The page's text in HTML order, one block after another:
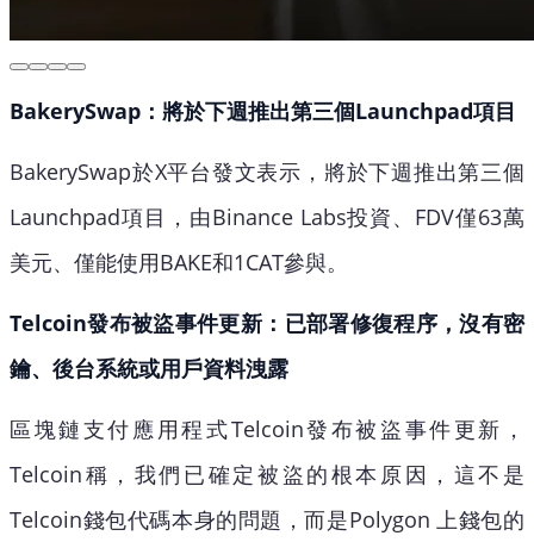
BakerySwap：將於下週推出第三個Launchpad項目
BakerySwap於X平台發文表示，將於下週推出第三個
Launchpad項目，由Binance Labs投資、FDV僅63萬
美元、僅能使用BAKE和1CAT參與。
Telcoin發布被盜事件更新：已部署修復程序，沒有密
鑰、後台系統或用戶資料洩露
區塊鏈支付應用程式Telcoin發布被盜事件更新，
Telcoin稱，我們已確定被盜的根本原因，這不是
Telcoin錢包代碼本身的問題，而是Polygon 上錢包的